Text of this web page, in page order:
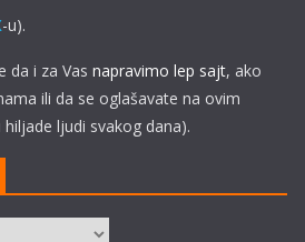
-u).
da i za Vas napravimo lep sajt, ako
ili da se oglašavate na ovim
ljudi svakog dana).